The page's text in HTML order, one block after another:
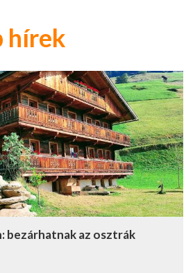
hírek
bezárhatnak az osztrák